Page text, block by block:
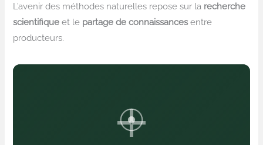
L’avenir des méthodes naturelles repose sur la recherche
scientifique et le partage de connaissancesentre
producteurs.